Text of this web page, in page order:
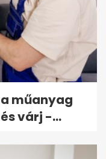
műanyag
várj -...